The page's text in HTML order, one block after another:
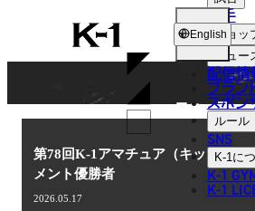
K-
1
English
選手
ショッ
ニュー
配信情
ブラン
スポン
ルール
SNS
K-1に
K-1
K-1
NEWS
ニュース
第78回K-1アマチュア（キッズ・ジ
メント優勝者
2026.05.17